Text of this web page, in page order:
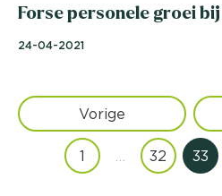
Forse personele groei
24-04-2021
Vorige
1 32 33